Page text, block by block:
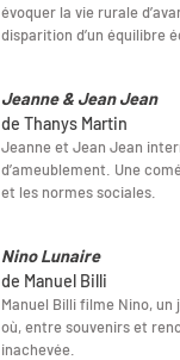
évoquer la vie rurale
disparition d’un équilibre
Jeanne & Jean Jean
de Thanys Martin
Jeanne et Jean Jean
d’ameublement. Une
et les normes sociales.
Nino Lunaire
de Manuel Billi
Manuel Billi filme Nino,
où, entre souvenirs et
inachevée.